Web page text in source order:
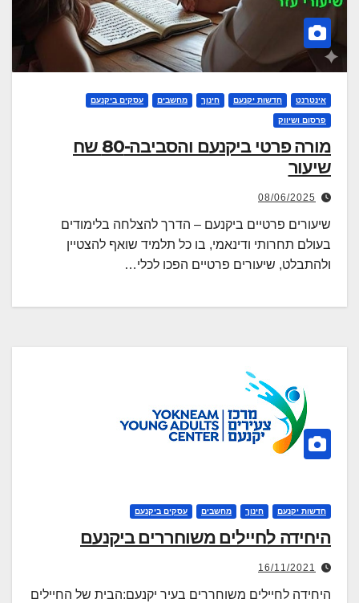
אינטרנט חדשות יקנעם חינוך מחשבים עסקים ביקנעם
פרסום ושיווק
מורה פרטי ביקנעם והסביבה-80 שח
שיעור
08/06/2025
שיעורים פרטיים ביקנעם – הדרך להצלחה בלימודים
בעולם תחרותי ודינאמי, בו כל תלמיד שואף להצטיין
ולהתבלט, שיעורים פרטיים הפכו לכלי…
חדשות יקנעם חינוך מחשבים עסקים ביקנעם
היחידה לחיילים משוחררים ביקנעם
16/11/2021
היחידה לחיילים משוחררים בעיר יקנעם:הבית של החיילים